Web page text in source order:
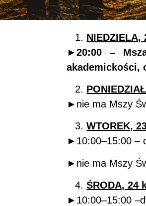
►20:00 –
akademickości,
►nie ma Mszy
WTOREK,
►10:00–15:00 –
►nie ma Mszy
ŚRODA, 24
►10:00–15:00